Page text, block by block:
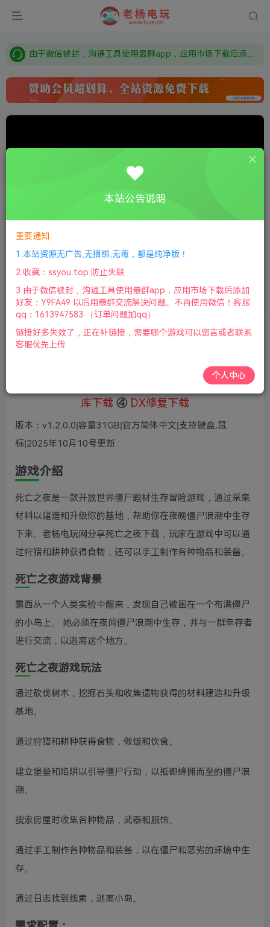
需要什么游戏请联系客服，若链接失效请联系客服，百度网盘边上的激活码也是解压密码
由于微信被封，沟通工具使用最群app，应用市场下载后添加好友：Y9FA49 以后用最群交流解决问题。不再使用微信！
0:00
首页 全部游戏 正文
《死亡之夜》Night of the Dead（简体绿色
版）
老杨电玩
8个月前更新
游戏运行
库下载 ④ DX修复下载
版本：v1.2.0.0|容量31GB|官方简体中文|支持键盘.鼠
标|2025年10月10号更新
游戏介绍
死亡之夜是一款开放世界僵尸题材生存冒险游戏，通过采集
材料以建造和升级你的基地，帮助你在夜晚僵尸浪潮中生存
下来。老杨电玩网分享死亡之夜下载，玩家在游戏中可以通
过狩猎和耕种获得食物，还可以手工制作各种物品和装备。
死亡之夜游戏背景
露西从一个人类实验中醒来，发现自己被困在一个布满僵尸
的小岛上。 她必须在夜间僵尸浪潮中生存，并与一群幸存者
进行交流，以逃离这个地方。
死亡之夜游戏玩法
通过砍伐树木，挖掘石头和收集遗物获得的材料建造和升级
基地。
通过狩猎和耕种获得食物，做饭和饮食。
建立堡垒和陷阱以引导僵尸行动，以抵御蜂拥而至的僵尸浪
潮。
搜索房屋时收集各种物品，武器和服饰。
通过手工制作各种物品和装备，以在僵尸和恶劣的环境中生
存。
通过日志找到线索，逃离小岛。
本站公告说明
重要通知
1.本站资源无广告,无捆绑,无毒，都是纯净版！
2.收藏：ssyou.top 防止失联
3.由于微信被封，沟通工具使用最群app，应用市场下载后添加
好友：Y9FA49 以后用最群交流解决问题。不再使用微信！客服
qq：1613947583 （订单问题加qq）
链接好多失效了，正在补链接，需要哪个游戏可以留言或者联系
客服优先上传
个人中心